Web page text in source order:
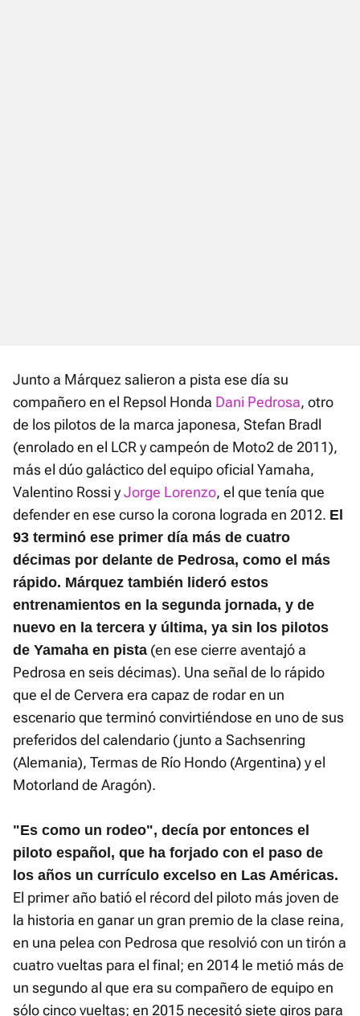
Junto a Márquez salieron a pista ese día su
compañero en el Repsol Honda Dani Pedrosa, otro
de los pilotos de la marca japonesa, Stefan Bradl
(enrolado en el LCR y campeón de Moto2 de 2011),
más el dúo galáctico del equipo oficial Yamaha,
Valentino Rossi yJorge Lorenzo, el que tenía que
defender en ese curso la corona lograda en 2012. El
93 terminó ese primer día más de cuatro
décimas por delante de Pedrosa, como el más
rápido. Márquez también lideró estos
entrenamientos en la segunda jornada, y de
nuevo en la tercera y última, ya sin los pilotos
de Yamaha en pista (en ese cierre aventajó a
Pedrosa en seis décimas). Una señal de lo rápido
que el de Cervera era capaz de rodar en un
escenario que terminó convirtiéndose en uno de sus
preferidos del calendario (junto a Sachsenring
(Alemania), Termas de Río Hondo (Argentina) y el
Motorland de Aragón).
"Es como un rodeo", decía por entonces el
piloto español, que ha forjado con el paso de
los años un currículo excelso en Las Américas.
El primer año batió el récord del piloto más joven de
la historia en ganar un gran premio de la clase reina,
en una pelea con Pedrosa que resolvió con un tirón a
cuatro vueltas para el final; en 2014 le metió más de
un segundo al que era su compañero de equipo en
sólo cinco vueltas; en 2015 necesitó siete giros para